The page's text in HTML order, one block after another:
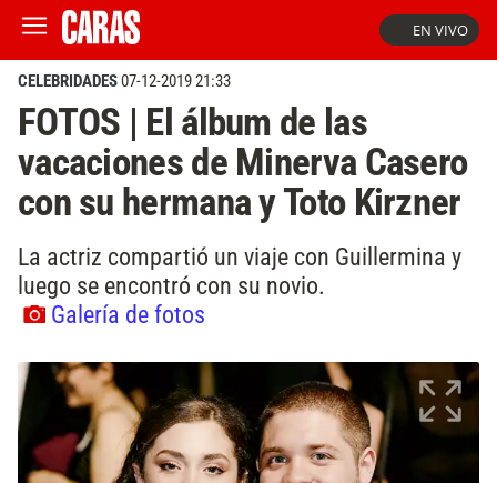
EN VIVO
CELEBRIDADES07-12-2019 21:33
FOTOS | El álbum de las
vacaciones de Minerva Casero
con su hermana y Toto Kirzner
La actriz compartió un viaje con Guillermina y
luego se encontró con su novio.
Galería de fotos